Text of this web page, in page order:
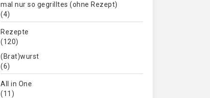
mal nur so gegrilltes (ohne Rezept)
(4)
Rezepte
(120)
(Brat)wurst
(6)
All in One
(11)